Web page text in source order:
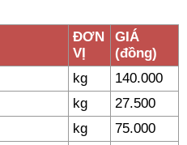
ĐƠN
VỊ
GIÁ
(đồng)
kg
140.000
kg
27.500
kg
75.000